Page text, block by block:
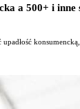
a 500+ i inne
upadłość